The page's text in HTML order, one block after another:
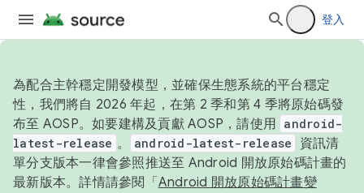
登入
為配合主幹穩定開發模型，並確保生態系統的平台穩定
性，我們將自 2026 年起，在第 2 季和第 4 季將原始碼發
布至 AOSP。如要建構及貢獻 AOSP，請使用 android-
latest-release 。 android-latest-release
資訊清
單分支版本一律會參照推送至 Android 開放原始碼計畫的
最新版本。詳情請參閱「 Android 開放原始碼計畫變